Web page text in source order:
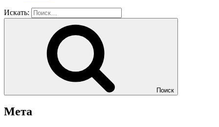
Искать:
Поиск
Мета